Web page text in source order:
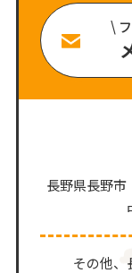
\
長野県長野市
その他、